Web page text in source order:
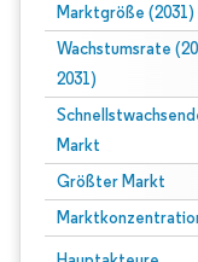
Marktgröße (2031)
Wachstumsrate
2031)
Markt
Größter Markt
Bild © Mordor